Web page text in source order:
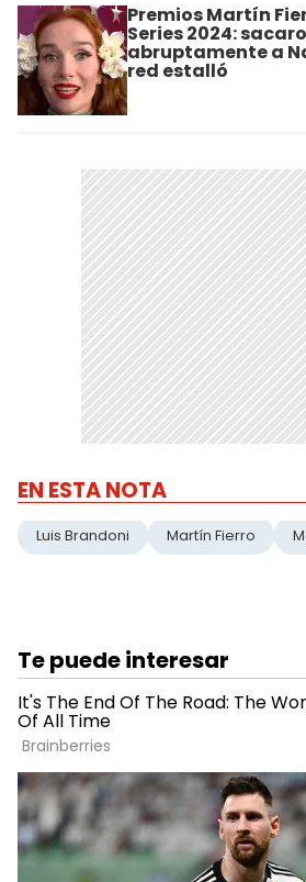
Premios Martín
Series 2024:
abruptamente a
red estalló
EN ESTA NOTA
Luis Brandoni Martín Fierro